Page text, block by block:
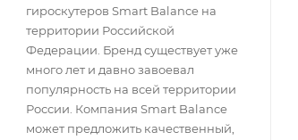
гироскутеров Smart Balance на
территории Российской
Федерации. Бренд существует уже
много лет и давно завоевал
популярность на всей территории
России. Компания Smart Balance
может предложить качественный,